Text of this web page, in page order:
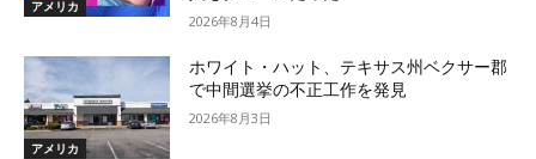
アメリカ
2026年8月4日
アメリカ
ホワイト・ハット、テキサス州ベクサー郡
で中間選挙の不正工作を発見
2026年8月3日